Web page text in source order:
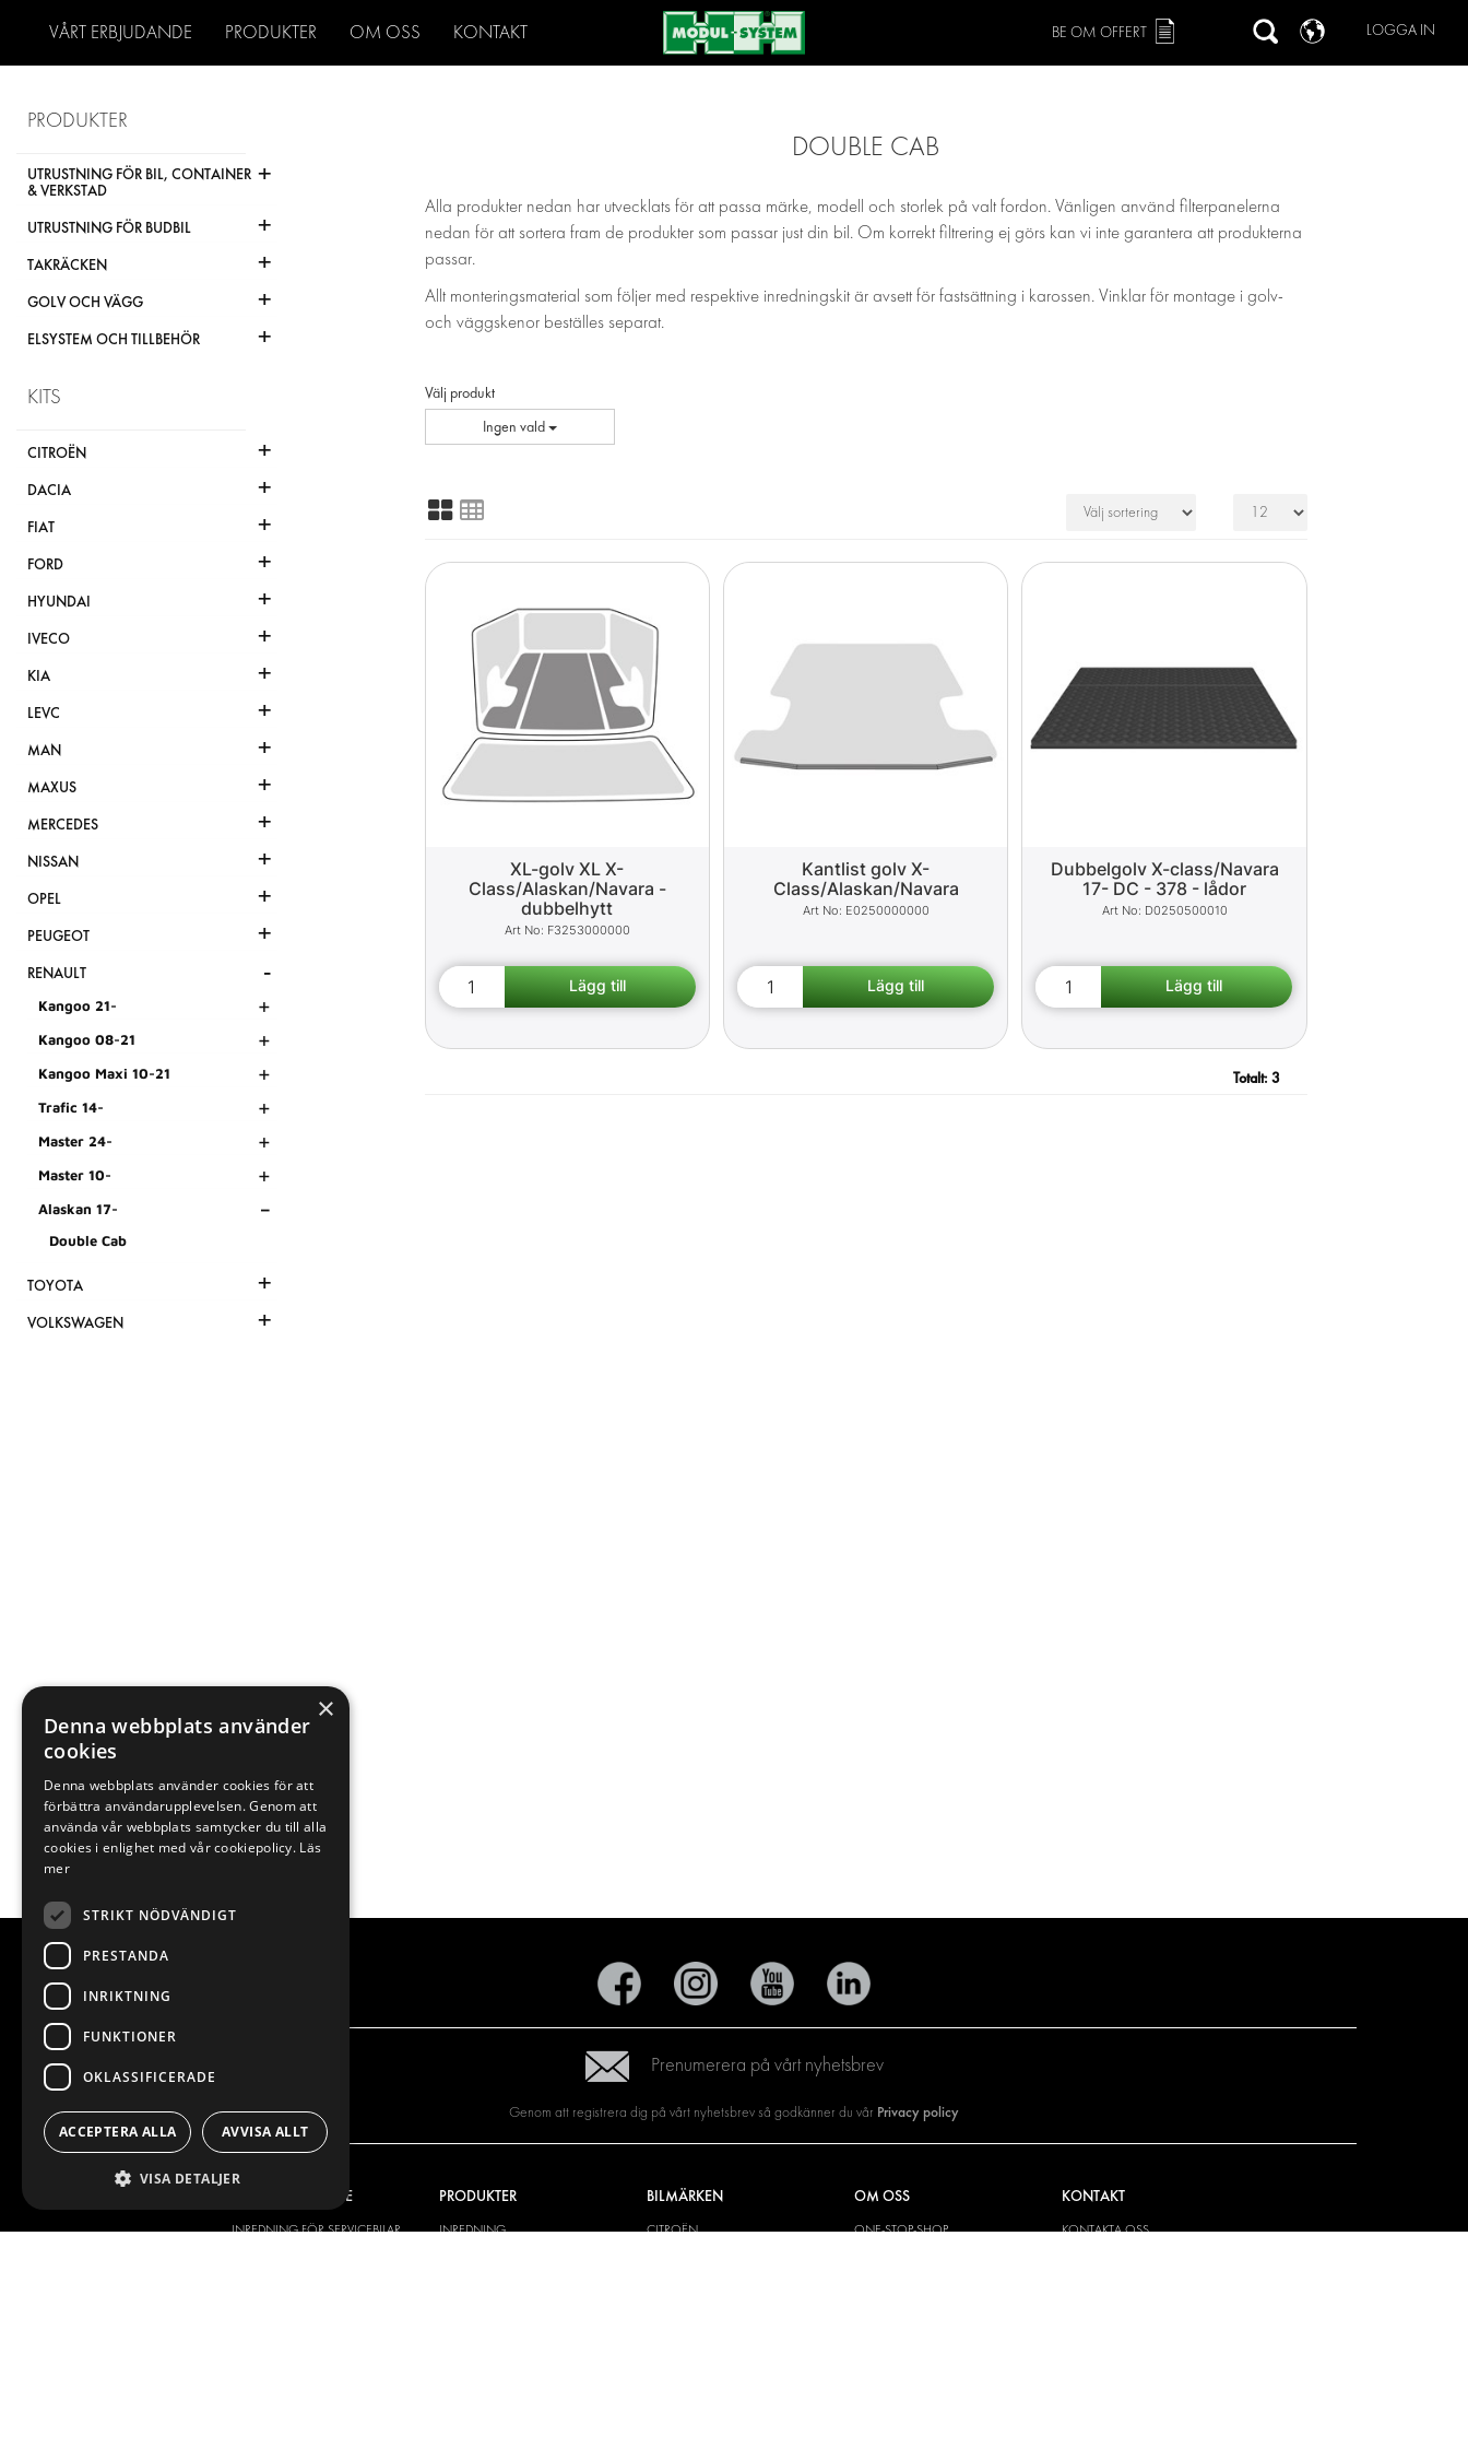
VÅRT ERBJUDANDE PRODUKTER OM OSS KONTAKT LOGGA IN
BE OM OFFERT
PRODUKTER
UTRUSTNING FÖR BIL, CONTAINER
& VERKSTAD
+
UTRUSTNING FÖR BUDBIL +
TAKRÄCKEN +
GOLV OCH VÄGG +
ELSYSTEM OCH TILLBEHÖR +
KITS
CITROËN +
DACIA +
FIAT +
FORD +
HYUNDAI +
IVECO +
KIA +
LEVC +
MAN +
MAXUS +
MERCEDES +
NISSAN +
OPEL +
PEUGEOT +
RENAULT -
Kangoo 21- +
Kangoo 08-21 +
Kangoo Maxi 10-21 +
Trafic 14- +
Master 24- +
Master 10- +
Alaskan 17- -
Double Cab
TOYOTA +
VOLKSWAGEN +
DOUBLE CAB
Alla produkter nedan har utvecklats för att passa märke, modell och storlek på valt fordon. Vänligen använd filterpanelerna
nedan för att sortera fram de produkter som passar just din bil. Om korrekt filtrering ej görs kan vi inte garantera att produkterna
passar.
Allt monteringsmaterial som följer med respektive inredningskit är avsett för fastsättning i karossen. Vinklar för montage i golv-
och väggskenor beställes separat.
Välj produkt
Ingen vald
XL-golv XL X-
Class/Alaskan/Navara -
dubbelhytt
F3253000000
Kantlist golv X-
Class/Alaskan/Navara
E0250000000
Dubbelgolv X-class/Navara
17- DC - 378 - lådor
D0250500010
Totalt: 3
Prenumerera på vårt nyhetsbrev
Genom att registrera dig på vårt nyhetsbrev så godkänner du vår Privacy policy
VÅRT ERBJUDANDE
INREDNING FÖR SERVICEBILAR
PRODUKTER
INREDNING
BILMÄRKEN
CITROËN
OM OSS
ONE-STOP-SHOP
KONTAKT
KONTAKTA OSS
×
Denna webbplats använder
cookies
Denna webbplats använder cookies för att
förbättra användarupplevelsen. Genom att
använda vår webbplats samtycker du till alla
cookies i enlighet med vår cookiepolicy. Läs
mer
STRIKT NÖDVÄNDIGT
PRESTANDA
INRIKTNING
FUNKTIONER
OKLASSIFICERADE
ACCEPTERA ALLA AVVISA ALLT
VISA DETALJER